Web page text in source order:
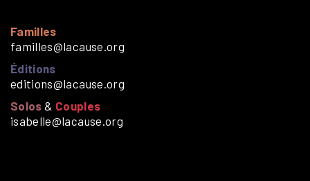
Familles
familles@lacause.org
Éditions
editions@lacause.org
Solos & Couples
isabelle@lacause.org